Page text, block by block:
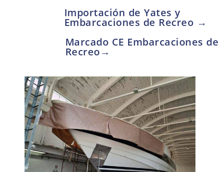
Importación de Yates y
Embarcaciones de Recreo →
Marcado CE Embarcaciones de
Recreo→